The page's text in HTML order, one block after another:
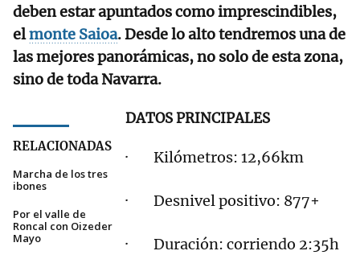
deben estar apuntados como imprescindibles,
elmonte Saioa. Desde lo alto tendremos una de
las mejores panorámicas, no solo de esta zona,
sino de toda Navarra.
RELACIONADAS
Marcha de los tres
ibones
Por el valle de
Roncal con Oizeder
Mayo
DATOS PRINCIPALES
· Kilómetros: 12,66km
· Desnivel positivo: 877+
· Duración: corriendo 2:35h